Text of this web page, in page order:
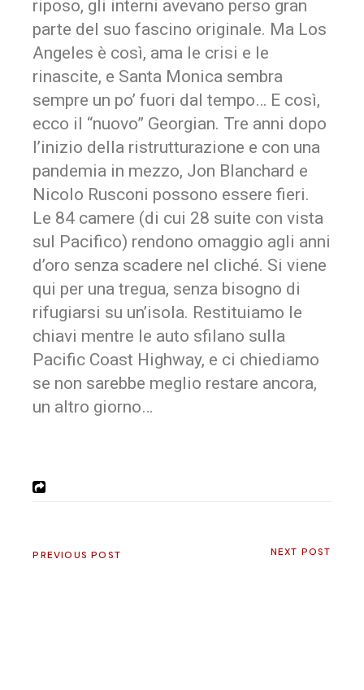
riposo, gli interni avevano perso gran
parte del suo fascino originale. Ma Los
Angeles è così, ama le crisi e le
rinascite, e Santa Monica sembra
sempre un po’ fuori dal tempo… E così,
ecco il “nuovo” Georgian. Tre anni dopo
l’inizio della ristrutturazione e con una
pandemia in mezzo, Jon Blanchard e
Nicolo Rusconi possono essere fieri.
Le 84 camere (di cui 28 suite con vista
sul Pacifico) rendono omaggio agli anni
d’oro senza scadere nel cliché. Si viene
qui per una tregua, senza bisogno di
rifugiarsi su un’isola. Restituiamo le
chiavi mentre le auto sfilano sulla
Pacific Coast Highway, e ci chiediamo
se non sarebbe meglio restare ancora,
un altro giorno…
PREVIOUS POST NEXT POST